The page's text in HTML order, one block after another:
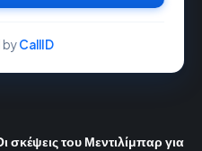
byCallID
σκέψεις του Μεντιλίμπαρ για